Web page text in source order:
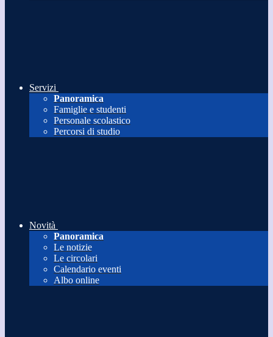
Servizi
Panoramica
Famiglie e studenti
Personale scolastico
Percorsi di studio
Novità
Panoramica
Le notizie
Le circolari
Calendario eventi
Albo online